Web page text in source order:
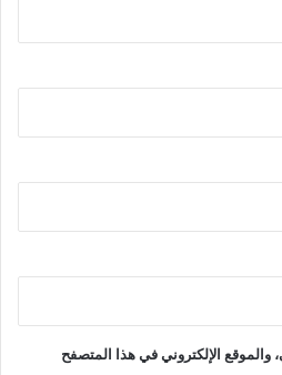
والموقع الإلكتروني في هذا المتصفح